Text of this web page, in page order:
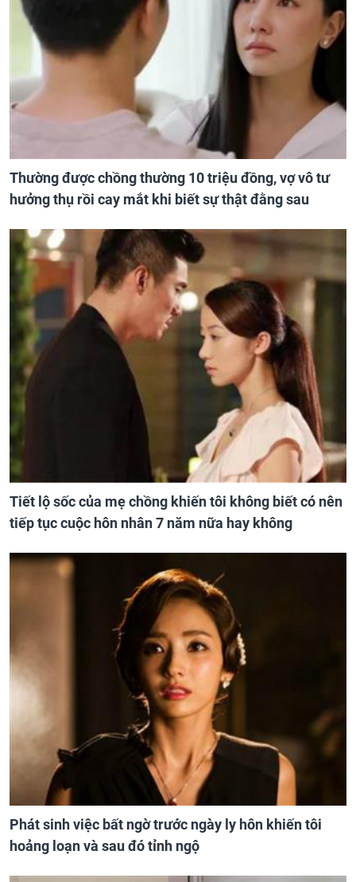
Thường được chồng thường 10 triệu đồng, vợ vô tư
hưởng thụ rồi cay mắt khi biết sự thật đằng sau
Tiết lộ sốc của mẹ chồng khiến tôi không biết có nên
tiếp tục cuộc hôn nhân 7 năm nữa hay không
Phát sinh việc bất ngờ trước ngày ly hôn khiến tôi
hoảng loạn và sau đó tỉnh ngộ